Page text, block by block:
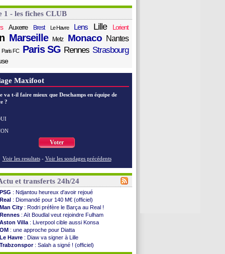
1 - les fiches CLUB
Auxerre Brest Le Havre Lens Lille Lorient
Marseille Metz Monaco Nantes
Paris FC Paris SG Rennes Strasbourg
Maxifoot
va t-il faire mieux que Deschamps en équipe de
?
Voter
Voir les resultats - Voir les sondages précédents
et transferts 24h/24
PSG : Ndjantou heureux d'avoir rejoué
Real : Diomandé pour 140 M€ (officiel)
Man City : Rodri préfère le Barça au Real !
Rennes : Aït Boudlal veut rejoindre Fulham
Aston Villa : Liverpool cible aussi Konsa
OM : une approche pour Diatta
Le Havre : Diaw va signer à Lille
Trabzonspor : Salah a signé ! (officiel)
Bordeaux: les mots de Mavuba